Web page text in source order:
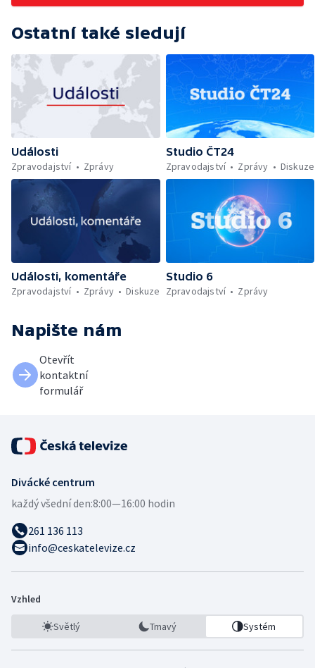
Ostatní také sledují
Události
Zpravodajství
Zprávy
Studio ČT24
Zpravodajství
Zprávy Diskuze
Události, komentáře
Zpravodajství
Zprávy Diskuze
Studio 6
Zpravodajství
Zprávy
Napište nám
Otevřít
kontaktní
formulář
Divácké centrum
každý všední den:8:00—16:00 hodin
261 136 113
info@ceskatelevize.cz
Vzhled
Světlý Tmavý Systém